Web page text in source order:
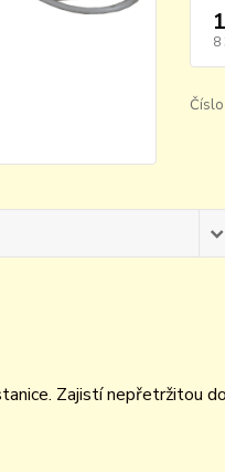
8
Zajistí nepřetržitou